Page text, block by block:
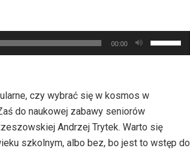
00:00
strzałek
dołu
aby
czy wybrać się w kosmos w
do naukowej zabawy seniorów
Andrzej Trytek. Warto się
szkolnym, albo bez, bo jest to wstęp do